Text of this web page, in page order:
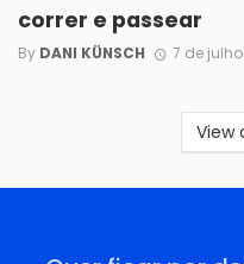
correr e passear
By DANI KÜNSCH 7 de
View